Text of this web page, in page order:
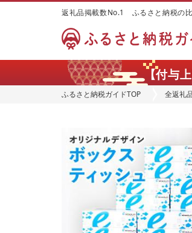
返礼品掲載数No.1 ふるさと納税の比
【付与
ふるさと納税ガイドTOP 全返礼